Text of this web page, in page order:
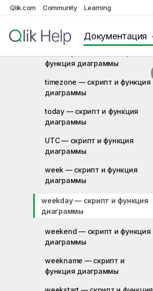
Qlik.com Community Learning
Документация
диаграммы
функция диаграммы
функция диаграммы
timezone — скрипт и функция
диаграммы
today — скрипт и функция
диаграммы
UTC — скрипт и функция
диаграммы
week — скрипт и функция
диаграммы
weekday — скрипт и функция
диаграммы
weekend — скрипт и функция
диаграммы
weekname — скрипт и
функция диаграммы